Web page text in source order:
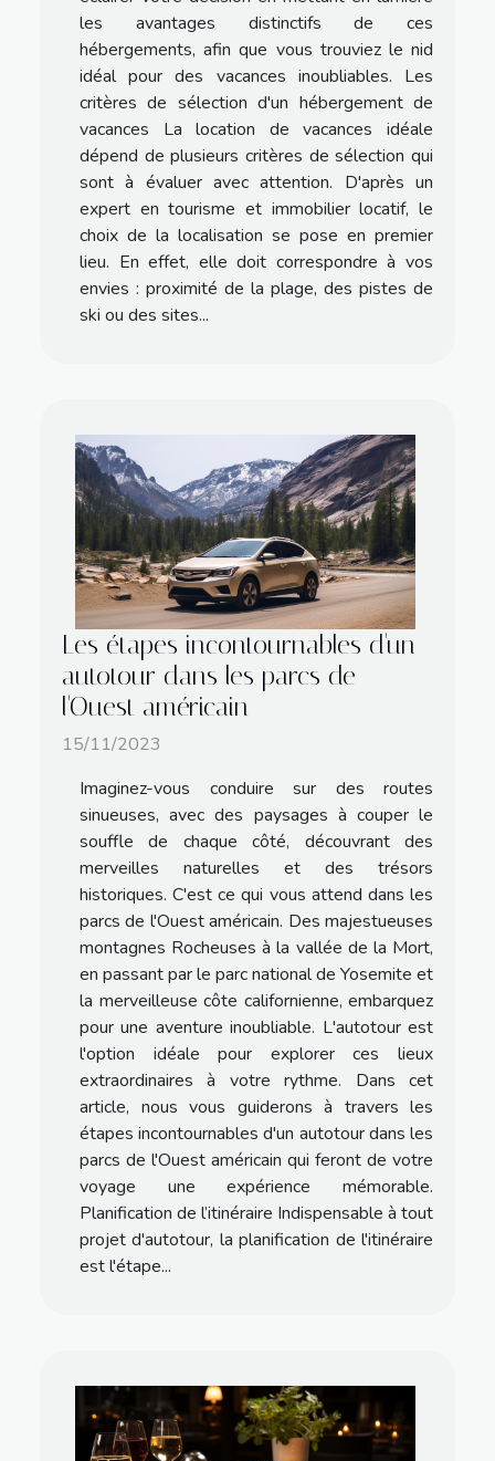
les avantages distinctifs de ces
hébergements, afin que vous trouviez le nid
idéal pour des vacances inoubliables. Les
critères de sélection d'un hébergement de
vacances La location de vacances idéale
dépend de plusieurs critères de sélection qui
sont à évaluer avec attention. D'après un
expert en tourisme et immobilier locatif, le
choix de la localisation se pose en premier
lieu. En effet, elle doit correspondre à vos
envies : proximité de la plage, des pistes de
ski ou des sites...
Les étapes incontournables d'un
autotour dans les parcs de
l'Ouest américain
15/11/2023
Imaginez-vous conduire sur des routes
sinueuses, avec des paysages à couper le
souffle de chaque côté, découvrant des
merveilles naturelles et des trésors
historiques. C'est ce qui vous attend dans les
parcs de l'Ouest américain. Des majestueuses
montagnes Rocheuses à la vallée de la Mort,
en passant par le parc national de Yosemite et
la merveilleuse côte californienne, embarquez
pour une aventure inoubliable. L'autotour est
l'option idéale pour explorer ces lieux
extraordinaires à votre rythme. Dans cet
article, nous vous guiderons à travers les
étapes incontournables d'un autotour dans les
parcs de l'Ouest américain qui feront de votre
voyage une expérience mémorable.
Planification de l’itinéraire Indispensable à tout
projet d'autotour, la planification de l'itinéraire
est l'étape...